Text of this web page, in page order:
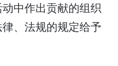
中作出贡献的组织
、法规的规定给予